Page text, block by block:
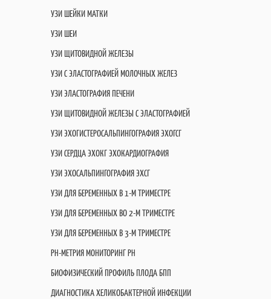
УЗИ ШЕЙКИ МАТКИ
УЗИ ШЕИ
УЗИ ЩИТОВИДНОЙ ЖЕЛЕЗЫ
УЗИ С ЭЛАСТОГРАФИЕЙ МОЛОЧНЫХ ЖЕЛЕЗ
УЗИ ЭЛАСТОГРАФИЯ ПЕЧЕНИ
УЗИ ЩИТОВИДНОЙ ЖЕЛЕЗЫ С ЭЛАСТОГРАФИЕЙ
УЗИ ЭХОГИСТЕРОСАЛЬПИНГОГРАФИЯ ЭХОГСГ
УЗИ СЕРДЦА ЭХОКГ ЭХОКАРДИОГРАФИЯ
УЗИ ЭХОСАЛЬПИНГОГРАФИЯ ЭХСГ
УЗИ ДЛЯ БЕРЕМЕННЫХ В 1-М ТРИМЕСТРЕ
УЗИ ДЛЯ БЕРЕМЕННЫХ ВО 2-М ТРИМЕСТРЕ
УЗИ ДЛЯ БЕРЕМЕННЫХ В 3-М ТРИМЕСТРЕ
PH-МЕТРИЯ МОНИТОРИНГ PH
БИОФИЗИЧЕСКИЙ ПРОФИЛЬ ПЛОДА БПП
ДИАГНОСТИКА ХЕЛИКОБАКТЕРНОЙ ИНФЕКЦИИ